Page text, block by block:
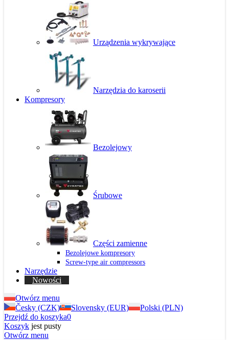
Urządzenia wykrywające
Narzędzia do karoserii
Kompresory
Bezolejowy
Śrubowe
Części zamienne
Bezolejowe kompresory
Screw-type air compressors
Narzędzie
Nowości
Otwórz menu
Česky (CZK)
Slovensky (EUR)
Polski (PLN)
Przejdź do koszyka0
Koszyk jest pusty
Otwórz menu